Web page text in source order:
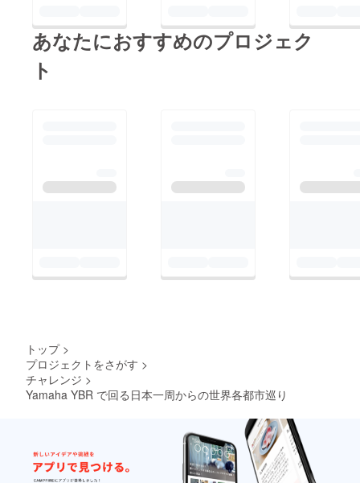
あなたにおすすめのプロジェク
ト
トップ >
プロジェクトをさがす >
チャレンジ >
Yamaha YBR で回る日本一周からの世界各都市巡り